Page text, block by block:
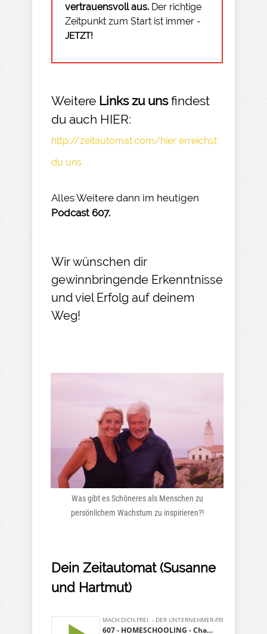
vertrauensvoll aus. Der richtige
Zeitpunkt zum Start ist immer -
JETZT!
Weitere Links zu unsfindest
du auch HIER:
http://zeitautomat.com/hier erreichst
du uns
Alles Weitere dann im heutigen
Podcast 607.
Wir wünschen dir
gewinnbringende Erkenntnisse
und viel Erfolg auf deinem
Weg!
Was gibt es Schöneres als Menschen zu
persönlichem Wachstum zu inspirieren?!
Dein Zeitautomat (Susanne
und Hartmut)